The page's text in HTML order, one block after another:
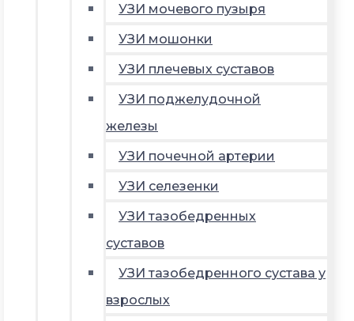
УЗИ мочевого пузыря
УЗИ мошонки
УЗИ плечевых суставов
УЗИ поджелудочной
железы
УЗИ почечной артерии
УЗИ селезенки
УЗИ тазобедренных
суставов
УЗИ тазобедренного сустава у
взрослых